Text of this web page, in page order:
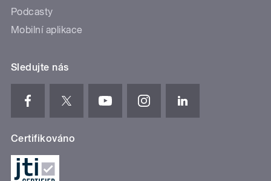
Podcasty
Mobilní aplikace
Sledujte nás
Certifikováno